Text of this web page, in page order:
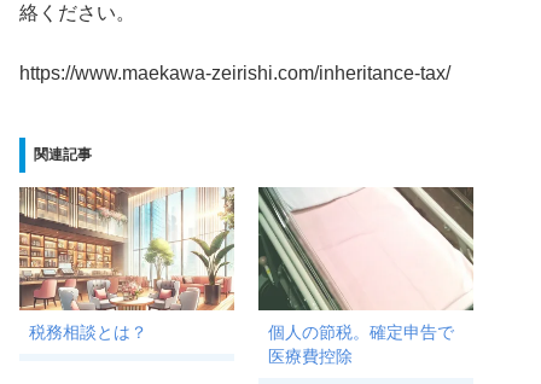
絡ください。
https://www.maekawa-zeirishi.com/inheritance-tax/
関連記事
税務相談とは？
個人の節税。確定申告で
医療費控除